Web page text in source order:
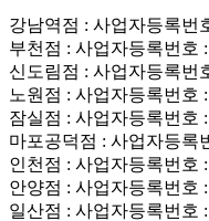
강남역점 : 사업자등록번
부천점 : 사업자등록번호
신도림점 : 사업자등록번
노원점 : 사업자등록번호
잠실점 : 사업자등록번호
마포공덕점 : 사업자등록
인천점 : 사업자등록번호
안양점 : 사업자등록번호
일산점 : 사업자등록번호